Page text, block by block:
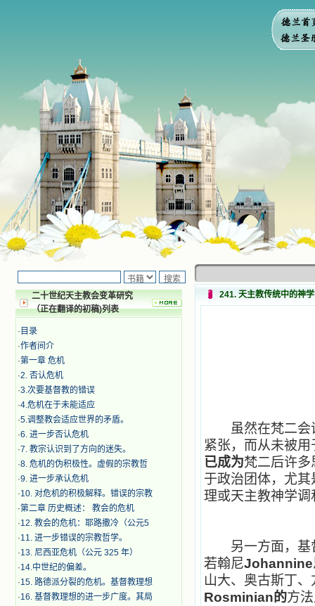
二十世纪天主教会变革研究
（正在翻译的初稿)列表
· 目录
·作者间介
·第一章 危机
·2. 否认危机
·3.次要基督教的错误
·4.危机在于未能适应
·5.调整教会适应世界的矛盾。
·6. 进一步否认危机
·7. 教宗认识到了方向的迷失。
·8. 危机的伪积极性。虚假的宗教哲
·9. 进一步承认危机
·10. 对危机的积极解释。错误的宗教
·第二章 历史概述： 教会的危机
·12. 教会的危机：耶路撒冷（公元5
·11. 进一步错误的宗教哲学。
·13. 尼西亚危机（公元 325 年）
·14.中世纪的偏差。
·15. 路德派分裂的危机。基督教理想
·16. 基督教理想的进一步广度。其局
241. 天主教传统中的神
虽然在梵二会
紧张，而从未被用
已成为梵二后许
于政治团体，尤
理或天主教神学
另一方面，基督
若翰尼Johannine
山大、奥古斯丁
Rosminian的方